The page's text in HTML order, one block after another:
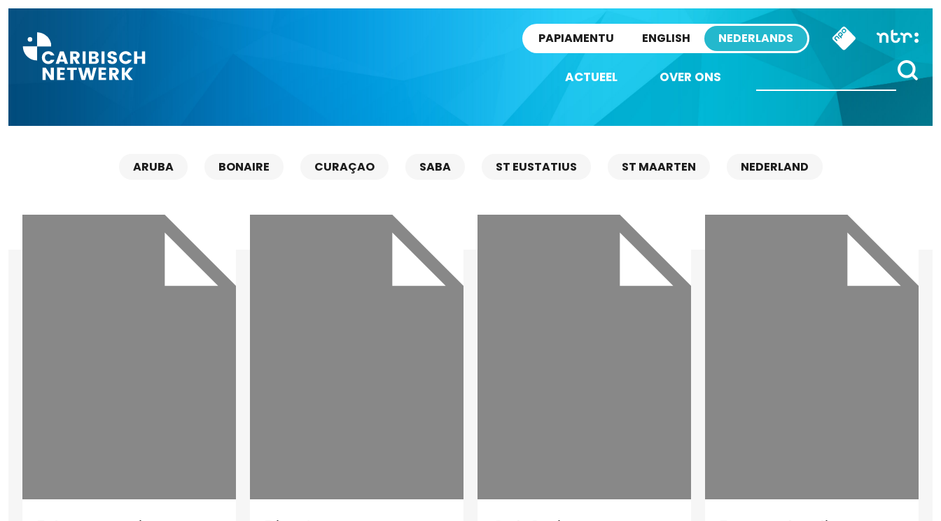
PAPIAMENTU ENGLISH NEDERLANDS
ACTUEEL OVER ONS
ARUBA BONAIRE CURAÇAO SABA ST EUSTATIUS ST MAARTEN NEDERLAND